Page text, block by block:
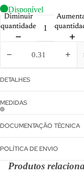
Disponível
Diminuir
quantidade
− +
DETALHES
MEDIDAS
DOCUMENTAÇÃO TÉCNICA
POLÍTICA DE ENVIO
Produtos